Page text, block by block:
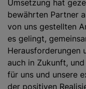
Umsetzung hat
bewährten Partner
von uns gestellten
es gelingt,
Herausforderungen
auch in Zukunft,
für uns und unsere
der positiven